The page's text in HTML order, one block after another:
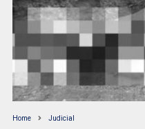
Home Judicial